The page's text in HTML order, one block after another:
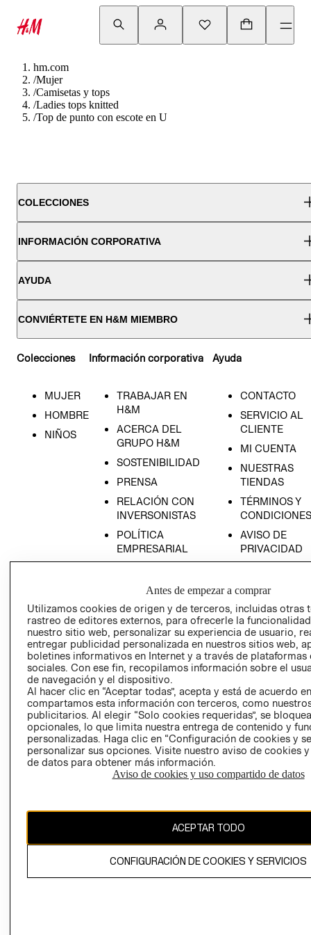
hm.com
/Mujer
/Camisetas y tops
/Ladies tops knitted
/Top de punto con escote en U
COLECCIONES
INFORMACIÓN CORPORATIVA
AYUDA
CONVIÉRTETE EN H&M MIEMBRO
Colecciones
MUJER
HOMBRE
NIÑOS
Información corporativa
TRABAJAR EN
H&M
ACERCA DEL
GRUPO H&M
SOSTENIBILIDAD
PRENSA
RELACIÓN CON
INVERSONISTAS
POLÍTICA
EMPRESARIAL
Ayuda
CONTACTO
SERVICIO AL
CLIENTE
MI CUENTA
NUESTRAS
TIENDAS
TÉRMINOS Y
CONDICIONES
AVISO DE
PRIVACIDAD
AVISO DE
LIBRO DE
Ecuador ($)
CAMBIAR REGIÓN
propiedad de H&M Hennes & Mauritz AB.
Antes de empezar a comprar
Utilizamos cookies de origen y de terceros, incluidas otras
rastreo de editores externos, para ofrecerle la
nuestro sitio web, personalizar su experiencia de usuario,
entregar publicidad personalizada en nuestros sitios web,
boletines informativos en Internet y a través de plataformas
sociales. Con ese fin, recopilamos información sobre el
de navegación y el dispositivo.
Al hacer clic en “Aceptar todas”, acepta y está de acuerdo
compartamos esta información con terceros, como
publicitarios. Al elegir “Solo cookies requeridas”, se
opcionales, lo que limita nuestra entrega de contenido y
personalizadas. Haga clic en “Configuración de cookies y
personalizar sus opciones. Visite nuestro aviso de cookies
de datos para obtener más información.
Aviso de cookies y uso compartido de datos
ACEPTAR TODO
CONFIGURACIÓN DE COOKIES Y SERVICIOS